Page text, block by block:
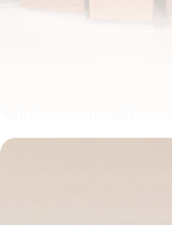
influenceur 2026